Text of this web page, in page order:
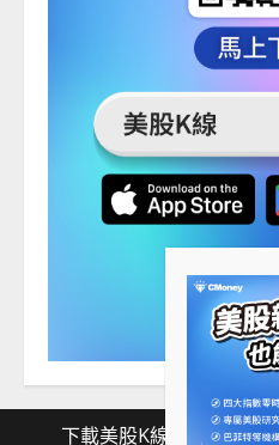
下載美股K線 Facebook